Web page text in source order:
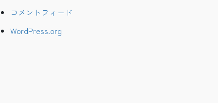
コメントフィード
WordPress.org